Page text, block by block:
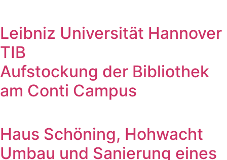
Leibniz Universität Hannover
TIB
Aufstockung der Bibliothek
am Conti Campus
Haus Schöning, Hohwacht
Umbau und Sanierung eines